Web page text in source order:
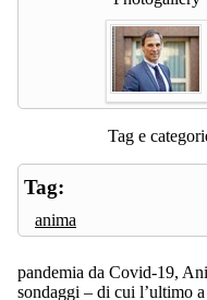
Tag e
Tag:
anima
pandemia da Covid-19,
sondaggi – di cui l’ultimo